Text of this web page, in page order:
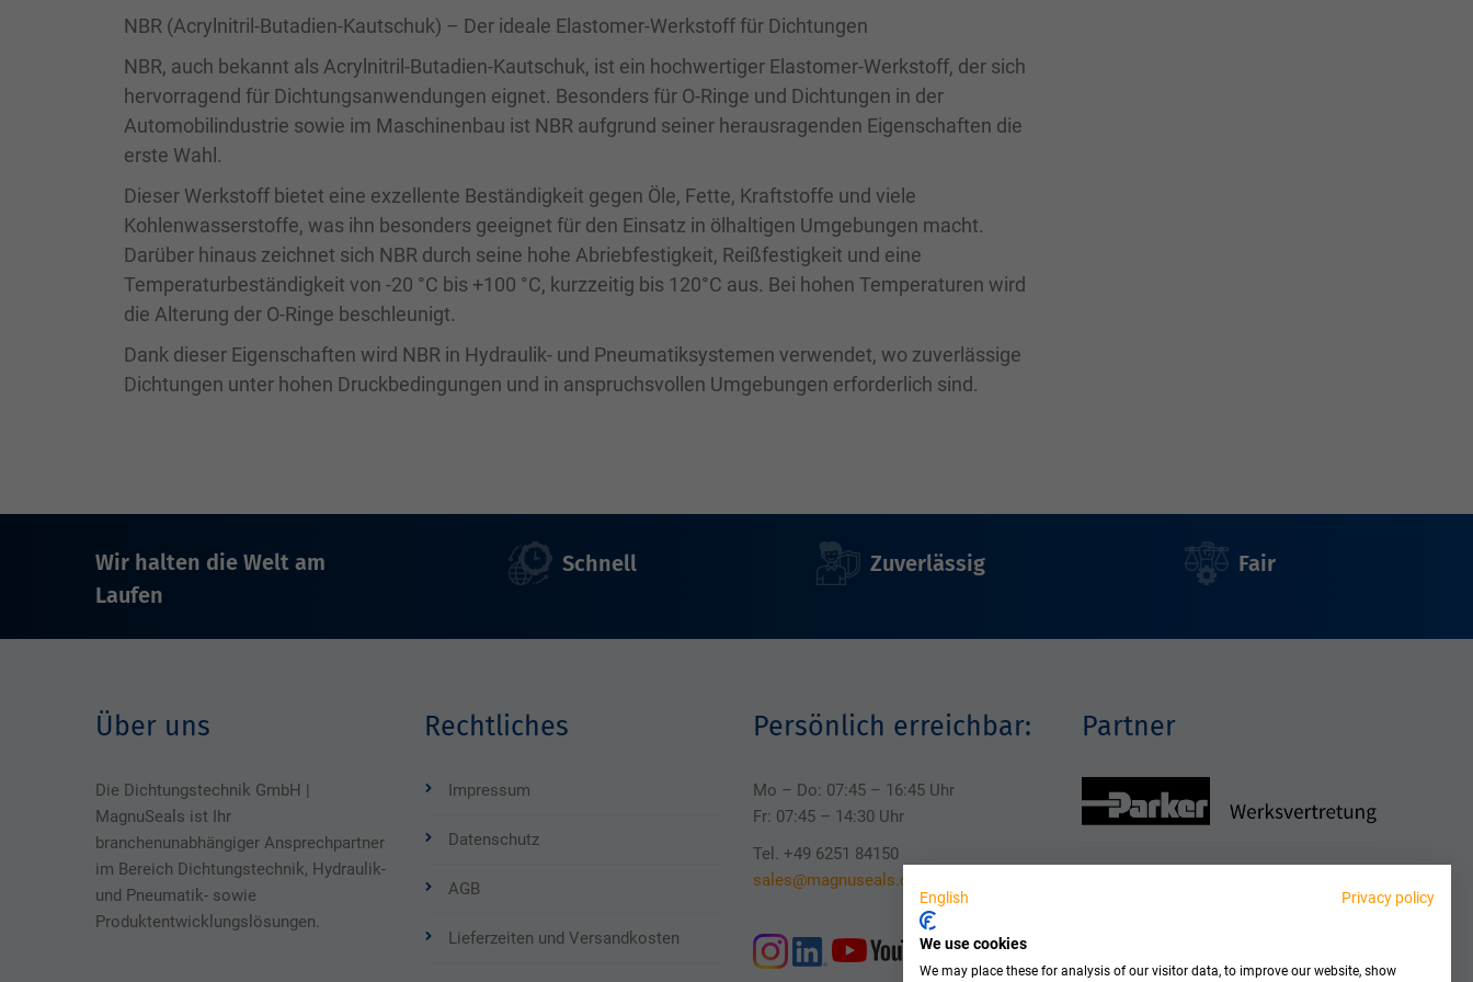
NBR (Acrylnitril-Butadien-Kautschuk) – Der ideale Elastomer-Werkstoff für Dichtungen
NBR, auch bekannt als Acrylnitril-Butadien-Kautschuk, ist ein hochwertiger Elastomer-Werkstoff, der sich
hervorragend für Dichtungsanwendungen eignet. Besonders für O-Ringe und Dichtungen in der
Automobilindustrie sowie im Maschinenbau ist NBR aufgrund seiner herausragenden Eigenschaften die
erste Wahl.
Dieser Werkstoff bietet eine exzellente Beständigkeit gegen Öle, Fette, Kraftstoffe und viele
Kohlenwasserstoffe, was ihn besonders geeignet für den Einsatz in ölhaltigen Umgebungen macht.
Darüber hinaus zeichnet sich NBR durch seine hohe Abriebfestigkeit, Reißfestigkeit und eine
Temperaturbeständigkeit von -20 °C bis +100 °C, kurzzeitig bis 120°C aus. Bei hohen Temperaturen wird
die Alterung der O-Ringe beschleunigt.
Dank dieser Eigenschaften wird NBR in Hydraulik- und Pneumatiksystemen verwendet, wo zuverlässige
Dichtungen unter hohen Druckbedingungen und in anspruchsvollen Umgebungen erforderlich sind.
Wir halten die Welt am
Laufen
Schnell Zuverlässig Fair
Über uns
Die Dichtungstechnik GmbH |
MagnuSeals ist Ihr
branchenunabhängiger Ansprechpartner
im Bereich Dichtungstechnik, Hydraulik-
und Pneumatik- sowie
Produktentwicklungslösungen.
Rechtliches
Impressum
Datenschutz
AGB
Lieferzeiten und Versandkosten
Persönlich erreichbar:
Mo – Do: 07:45 – 16:45 Uhr
Fr: 07:45 – 14:30 Uhr
Tel. +49 6251 84150
sales@magnuseals.com
Partner
English Privacy policy
We use cookies
We may place these for analysis of our visitor data, to improve our website, show